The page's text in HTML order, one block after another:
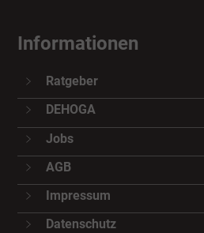
Informationen
Ratgeber
DEHOGA
Jobs
AGB
Impressum
Datenschutz